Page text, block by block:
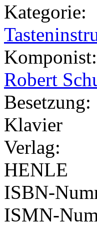
Kategorie:
Komponist:
Robert
Besetzung:
Klavier
Verlag:
HENLE
ISBN-
ISMN-